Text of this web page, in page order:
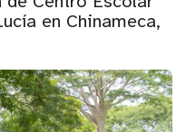
en Chinameca,